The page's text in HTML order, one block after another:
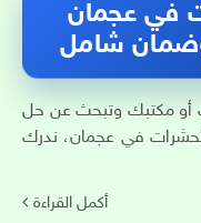
في عجمان
أو مكتبك وتبحث عن حل
في عجمان، ندرك
أكمل القراءة